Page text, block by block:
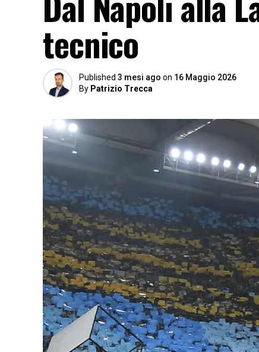
tecnico
Published 3 mesi ago on 16 Maggio 2026
By Patrizio Trecca